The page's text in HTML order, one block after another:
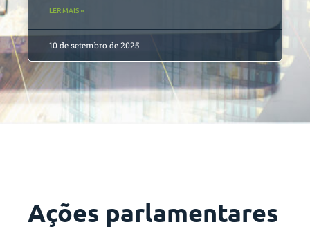
LER MAIS »
10 de setembro de 2025
Ações parlamentares